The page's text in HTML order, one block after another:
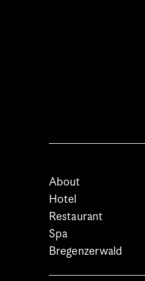
About
Hotel
Restaurant
Spa
Bregenzerwald